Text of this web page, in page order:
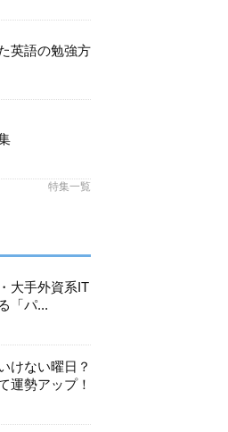
英語の勉強方
特集一覧
大手外資系IT
「パ...
けない曜日？
運勢アップ！